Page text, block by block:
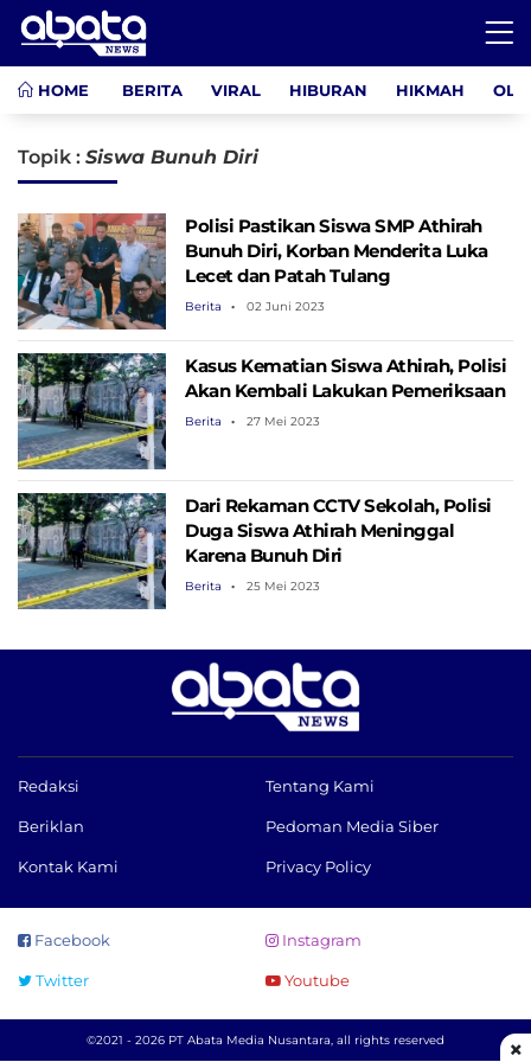
HOME BERITA VIRAL HIBURAN HIKMAH
Topik : Siswa Bunuh Diri
Polisi Pastikan Siswa SMP Athirah
Bunuh Diri, Korban Menderita Luka
Lecet dan Patah Tulang
Berita 02 Juni 2023
Kasus Kematian Siswa Athirah, Polisi
Akan Kembali Lakukan Pemeriksaan
Berita 27 Mei 2023
Dari Rekaman CCTV Sekolah, Polisi
Duga Siswa Athirah Meninggal
Karena Bunuh Diri
Berita 25 Mei 2023
Redaksi Tentang Kami
Beriklan Pedoman Media Siber
Kontak Kami Privacy Policy
Facebook Instagram
Twitter Youtube
©2021 - 2026 PT Abata Media Nusantara, all rights reserved ×